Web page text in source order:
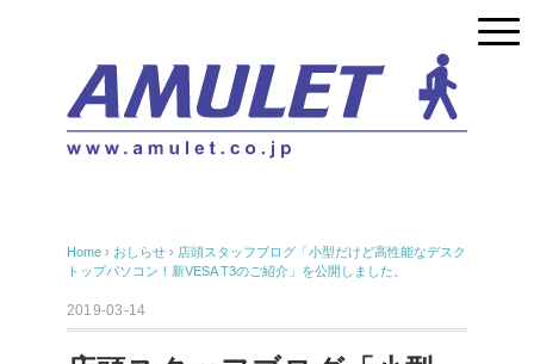
Home › おしらせ › 店頭スタッフブログ「小型だけど高性能なデスク
トップパソコン！新VESA T3のご紹介」を公開しました。
2019-03-14